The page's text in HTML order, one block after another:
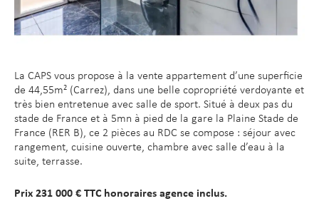
La CAPS vous propose à la vente appartement d’une superficie
de 44,55m² (Carrez), dans une belle copropriété verdoyante et
très bien entretenue avec salle de sport. Situé à deux pas du
stade de France et à 5mn à pied de la gare la Plaine Stade de
France (RER B), ce 2 pièces au RDC se compose : séjour avec
rangement, cuisine ouverte, chambre avec salle d’eau à la
suite, terrasse.
Prix 231 000 € TTC honoraires agence inclus.